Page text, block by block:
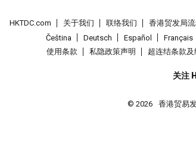
HKTDC.com 关于我们 联络我们 香港贸发局
Čeština
Deutsch Español Français
使用条款
私隐政策声明 超连结条款及
关注
© 2026 香港贸易